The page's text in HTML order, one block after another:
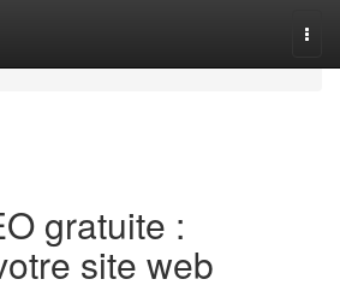
gratuite :
site web